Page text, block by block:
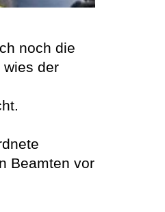
noch die
wies der
Beamten vor